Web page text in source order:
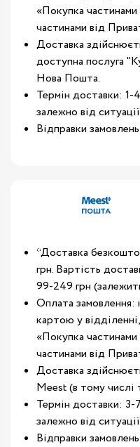
«Покупка
частинами від
Доставка
доступна послуга
Нова Пошта.
Термін доставки: 1-
залежно від
Відправки
*Доставка
грн. Вартість
99-249 грн (залежить
Оплата замовлення:
картою у
«Покупка
частинами від
Доставка
Meest (в тому числі
Термін доставки: 3-
залежно від
Відправки